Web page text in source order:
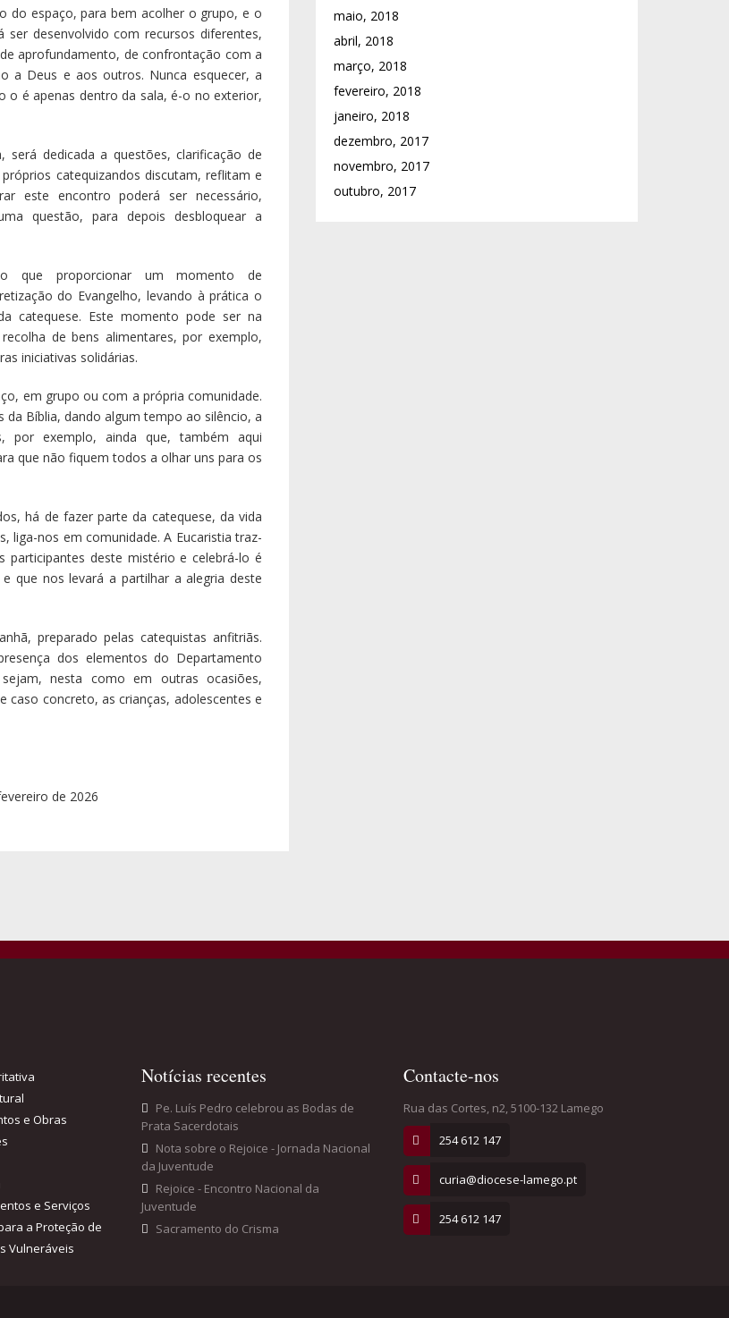
do espaço, para bem acolher o grupo, e o
desenvolvido com recursos diferentes,
aprofundamento, de confrontação com a
a Deus e aos outros. Nunca esquecer, a
o é apenas dentro da sala, é-o no exterior,
dedicada a questões, clarificação de
catequizandos discutam, reflitam e
este encontro poderá ser necessário,
questão, para depois desbloquear a
que proporcionar um momento de
do Evangelho, levando à prática o
catequese. Este momento pode ser na
de bens alimentares, por exemplo,
iniciativas solidárias.
em grupo ou com a própria comunidade.
Bíblia, dando algum tempo ao silêncio, a
por exemplo, ainda que, também aqui
que não fiquem todos a olhar uns para os
há de fazer parte da catequese, da vida
liga-nos em comunidade. A Eucaristia traz-
deste mistério e celebrá-lo é
que nos levará a partilhar a alegria deste
preparado pelas catequistas anfitriãs.
dos elementos do Departamento
nesta como em outras ocasiões,
caso concreto, as crianças, adolescentes e
de 2026
maio, 2018
abril, 2018
março, 2018
fevereiro, 2018
janeiro, 2018
dezembro, 2017
novembro, 2017
outubro, 2017
e Obras
e Serviços
a Proteção de
Vulneráveis
Notícias recentes
Pe. Luís Pedro celebrou as Bodas de
Prata Sacerdotais
Nota sobre o Rejoice - Jornada Nacional
da Juventude
Rejoice - Encontro Nacional da
Juventude
Sacramento do Crisma
Contacte-nos
Rua das Cortes, n2, 5100-132 Lamego
254 612 147
curia@diocese-lamego.pt
254 612 147